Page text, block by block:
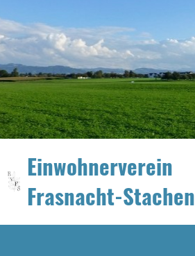
Einwohnerverein
Frasnacht-Stachen